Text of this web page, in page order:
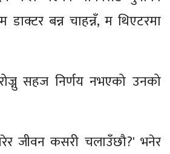
बन्न चाहन्नँ, म थिएटरमा
सहज निर्णय नभएको उनको
जीवन कसरी चलाउँछौ?' भनेर